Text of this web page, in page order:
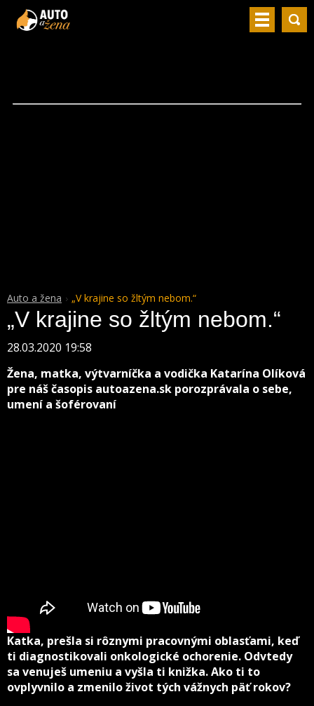
Auto a žena „V krajine so žltým nebom.“
„V krajine so žltým nebom.“
28.03.2020 19:58
Žena, matka, výtvarníčka a vodička Katarína Olíková
pre náš časopis autoazena.sk porozprávala o sebe,
umení a šoférovaní
Katka, prešla si rôznymi pracovnými oblasťami, keď
ti diagnostikovali onkologické ochorenie. Odvtedy
sa venuješ umeniu a vyšla ti knižka. Ako ti to
ovplyvnilo a zmenilo život tých vážnych päť rokov?